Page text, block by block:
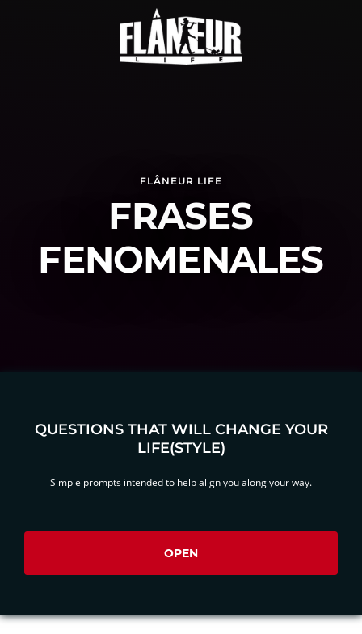
FLÂNEUR LIFE
FRASES
FENOMENALES
QUESTIONS THAT WILL CHANGE YOUR
LIFE(STYLE)
Simple prompts intended to help align you along your way.
OPEN